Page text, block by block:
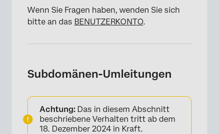
Wenn Sie Fragen haben, wenden Sie sich
bitte an das BENUTZERKONTO.
Subdomänen-Umleitungen
Achtung: Das in diesem Abschnitt
beschriebene Verhalten tritt ab dem
18. Dezember 2024 in Kraft.